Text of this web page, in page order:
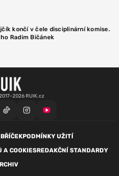
končí v čele disciplinární komise.
Radim Bičánek
RUIK.cz
PODMÍNKY UŽITÍ
A COOKIESREDAKČNÍ STANDARDY